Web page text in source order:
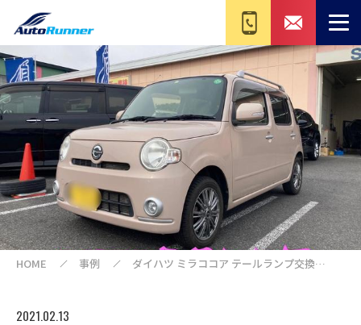
HOME 事例
ダイハツ ミラココア テールランプ交換
2021.02.13